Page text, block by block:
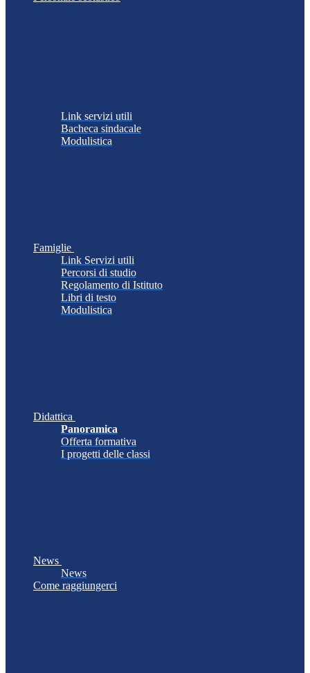
Link servizi utili
Bacheca sindacale
Modulistica
Famiglie
Link Servizi utili
Percorsi di studio
Regolamento di Istituto
Libri di testo
Modulistica
Didattica
Panoramica
Offerta formativa
I progetti delle classi
News
News
Come raggiungerci